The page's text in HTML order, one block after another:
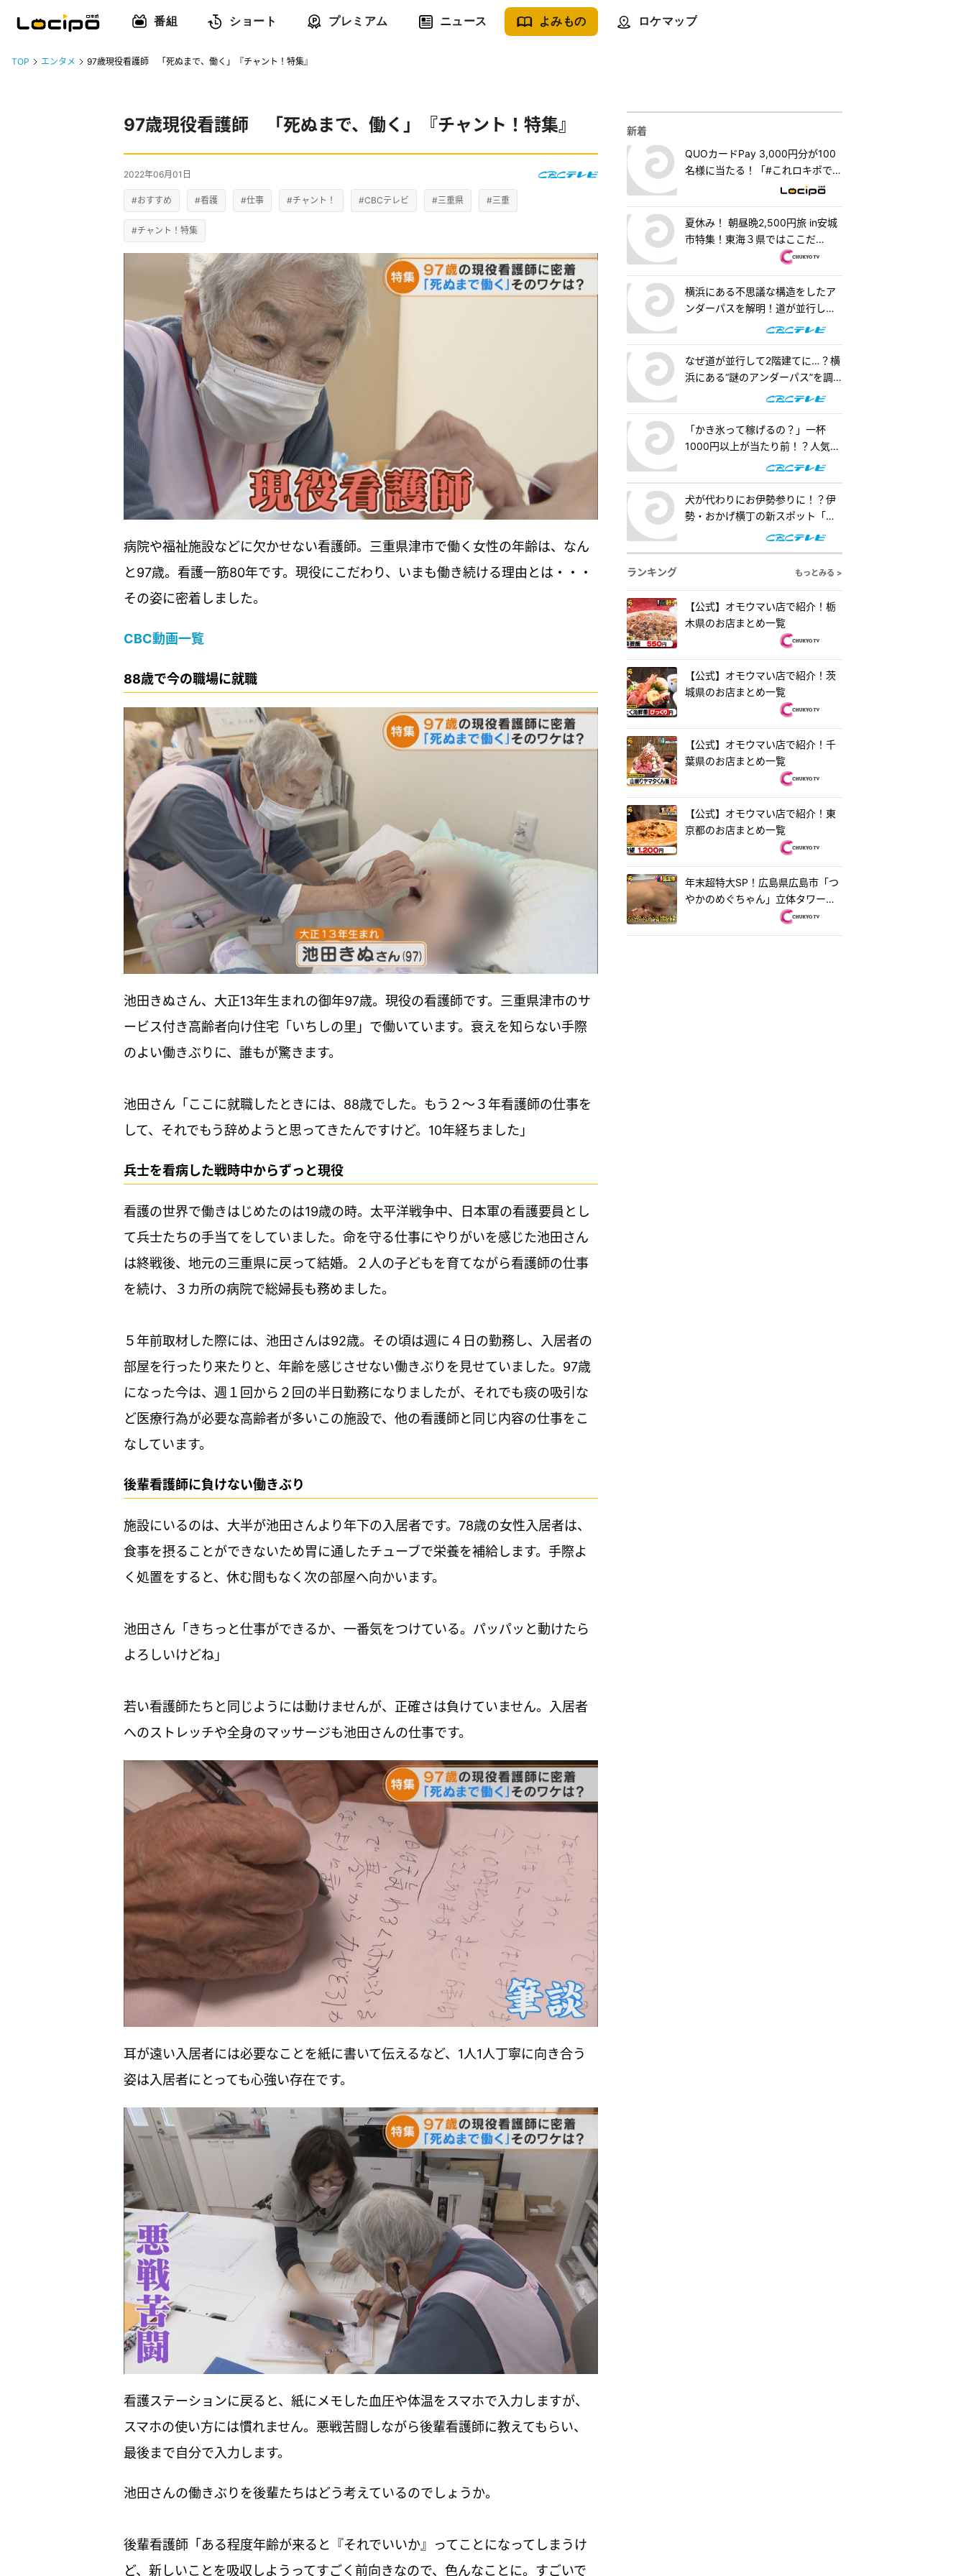
番組 ショート プレミアム ニュース よみもの ロケマップ
TOP エンタメ 97歳現役看護師 「死ぬまで、働く」『チャント！特集』
97歳現役看護師 「死ぬまで、働く」『チャント！特集』
2022年06月01日
#おすすめ #看護 #仕事 #チャント！ #CBCテレビ #三重県 #三重
#チャント！特集
病院や福祉施設などに欠かせない看護師。三重県津市で働く女性の年齢は、なん
と97歳。看護一筋80年です。現役にこだわり、いまも働き続ける理由とは・・・
その姿に密着しました。
CBC動画一覧
88歳で今の職場に就職
池田きぬさん、大正13年生まれの御年97歳。現役の看護師です。三重県津市のサ
ービス付き高齢者向け住宅「いちしの里」で働いています。衰えを知らない手際
のよい働きぶりに、誰もが驚きます。
池田さん「ここに就職したときには、88歳でした。もう２～３年看護師の仕事を
して、それでもう辞めようと思ってきたんですけど。10年経ちました」
兵士を看病した戦時中からずっと現役
看護の世界で働きはじめたのは19歳の時。太平洋戦争中、日本軍の看護要員とし
て兵士たちの手当てをしていました。命を守る仕事にやりがいを感じた池田さん
は終戦後、地元の三重県に戻って結婚。２人の子どもを育てながら看護師の仕事
を続け、３カ所の病院で総婦長も務めました。
５年前取材した際には、池田さんは92歳。その頃は週に４日の勤務し、入居者の
部屋を行ったり来たりと、年齢を感じさせない働きぶりを見せていました。97歳
になった今は、週１回から２回の半日勤務になりましたが、それでも痰の吸引な
ど医療行為が必要な高齢者が多いこの施設で、他の看護師と同じ内容の仕事をこ
なしています。
後輩看護師に負けない働きぶり
施設にいるのは、大半が池田さんより年下の入居者です。78歳の女性入居者は、
食事を摂ることができないため胃に通したチューブで栄養を補給します。手際よ
く処置をすると、休む間もなく次の部屋へ向かいます。
池田さん「きちっと仕事ができるか、一番気をつけている。パッパッと動けたら
よろしいけどね」
若い看護師たちと同じようには動けませんが、正確さは負けていません。入居者
へのストレッチや全身のマッサージも池田さんの仕事です。
耳が遠い入居者には必要なことを紙に書いて伝えるなど、1人1人丁寧に向き合う
姿は入居者にとっても心強い存在です。
看護ステーションに戻ると、紙にメモした血圧や体温をスマホで入力しますが、
スマホの使い方には慣れません。悪戦苦闘しながら後輩看護師に教えてもらい、
最後まで自分で入力します。
池田さんの働きぶりを後輩たちはどう考えているのでしょうか。
後輩看護師「ある程度年齢が来ると『それでいいか』ってことになってしまうけ
ど、新しいことを吸収しようってすごく前向きなので、色んなことに。すごいで
新着
QUOカードPay 3,000円分が100
名様に当たる！「#これロキポで見
れるよ」キャンペーン
夏休み！ 朝昼晩2,500円旅 in安城
市特集！東海３県ではここだ
け！？「はなまるうどん×吉野家
コラボで可能性は無限大！＆「福
来源」で食べられる安城の新名物
横浜にある不思議な構造をしたア
ンダーパスを解明！道が並行して2
階建てになったワケとは『道との
なぜ道が並行して2階建てに…？横
浜にある“謎のアンダーパス”を調
査！『道との遭遇』
「かき氷って稼げるの？」一杯
1000円以上が当たり前！？人気店
の懐事情をリサーチ『チャン
犬が代わりにお伊勢参りに！？伊
勢・おかげ横丁の新スポット「オ
カゲ屋敷」で“おかげ犬”を体験
ランキング
もっとみる >
【公式】オモウマい店で紹介！栃
木県のお店まとめ一覧
【公式】オモウマい店で紹介！茨
城県のお店まとめ一覧
【公式】オモウマい店で紹介！千
葉県のお店まとめ一覧
【公式】オモウマい店で紹介！東
京都のお店まとめ一覧
年末超特大SP！広島県広島市「つ
やかのめぐちゃん」立体タワーお
好み焼き＆茨城県水戸市「ラーメ